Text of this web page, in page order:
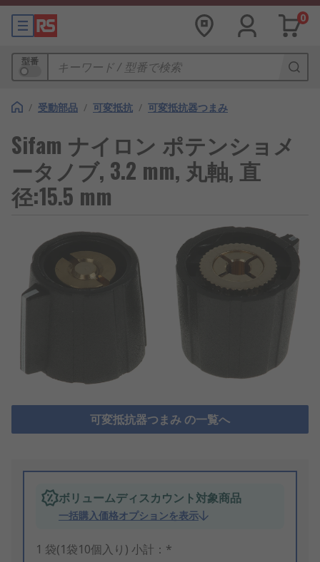
0
型番
/ 受動部品 / 可変抵抗 / 可変抵抗器つまみ
Sifam ナイロン ポテンショメ
ータノブ, 3.2 mm, 丸軸, 直
径:15.5 mm
可変抵抗器つまみ の一覧へ
ボリュームディスカウント対象商品
一括購入価格オプションを表示
1 袋(1袋10個入り) 小計：*